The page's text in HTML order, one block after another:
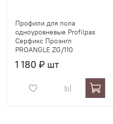
Профили для пола
одноуровневые Profilpas
Серфикс Проэнгл
PROANGLE ZG/110
1 180 ₽ шт